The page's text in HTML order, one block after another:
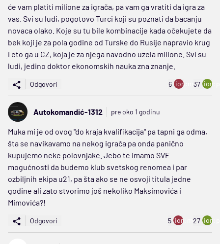
će vam platiti milione za igrača, pa vam ga vratiti da igra za
vas. Svi su ludi, pogotovo Turci koji su poznati da bacanju
novaca olako. Koje su tu bile kombinacije kada očekujete da
bek koji je za pola godine od Turske do Rusije napravio krug
i eto ga u CZ, koja je za njega navodno uzela milione. Svi su
ludi, jedino doktor ekonomskih nauka zna znanje.
Odgovori 6 ion:minus
37
Autokomandić-1312 pre oko 1 godinu
Muka mi je od ovog "do kraja kvalifikacija" pa tapni ga odma,
šta se navikavamo na nekog igrača pa onda panično
kupujemo neke polovnjake. Jebo te imamo SVE
mogućnosti da budemo klub svetskog renomea i par
ozbiljnih ekipa u21, pa šta ako se ne osvoji titula jedne
godine ali zato stvorimo još nekoliko Maksimovića i
Mimovića?!
Odgovori 5 ion:minus
27